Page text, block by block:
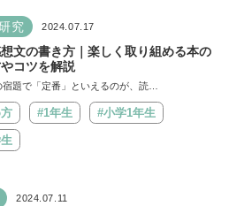
究 2024.07.17
文の書き方｜楽しく取り組める本の
コツを解説
宿題で「定番」といえるのが、読…
#1年生 #小学1年生
2024.07.11